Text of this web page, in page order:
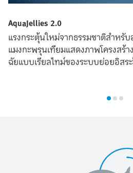
AquaJellies 2.0
แรงกระตุ้นใหม่จากธรรมชาติสำหรั
แมงกะพรุนเทียมแสดงภาพโครงสร้
ฉัยแบบเรียลไทม์ของระบบย่อยอิสร